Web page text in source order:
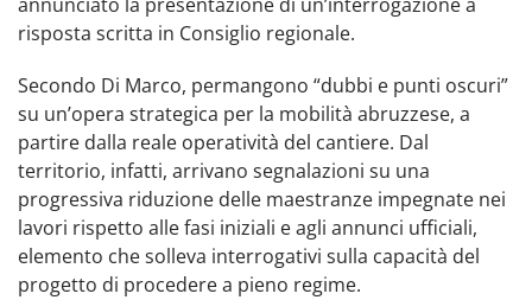
risposta scritta in Consiglio regionale.
Secondo Di Marco, permangono “dubbi e punti oscuri”
su un’opera strategica per la mobilità abruzzese, a
partire dalla reale operatività del cantiere. Dal
territorio, infatti, arrivano segnalazioni su una
progressiva riduzione delle maestranze impegnate nei
lavori rispetto alle fasi iniziali e agli annunci ufficiali,
elemento che solleva interrogativi sulla capacità del
progetto di procedere a pieno regime.